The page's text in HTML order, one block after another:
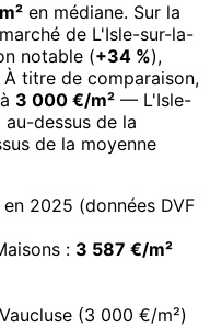
en médiane. Sur la
de L'Isle-sur-la-
notable (+34 %),
titre de comparaison,
3 000 €/m² — L'Isle-
dessus de la
de la moyenne
en 2025 (données DVF
: 3 587 €/m²
(3 000 €/m²)